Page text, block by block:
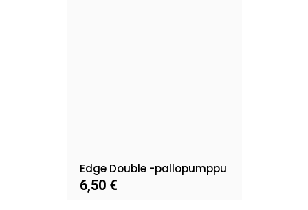
Edge Double -pallopumppu
6,50 €